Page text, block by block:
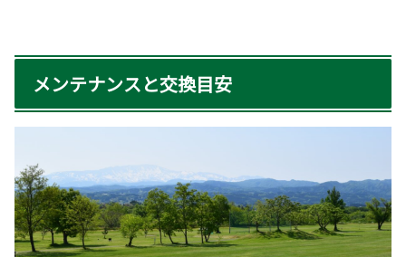
メンテナンスと交換目安